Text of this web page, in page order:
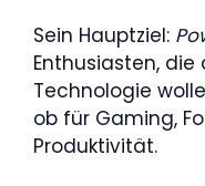
Sein Hauptziel:
Enthusiasten, die
Technologie
ob für Gaming,
Produktivität.